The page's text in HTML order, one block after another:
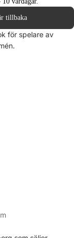
tillbaka
för spelare av